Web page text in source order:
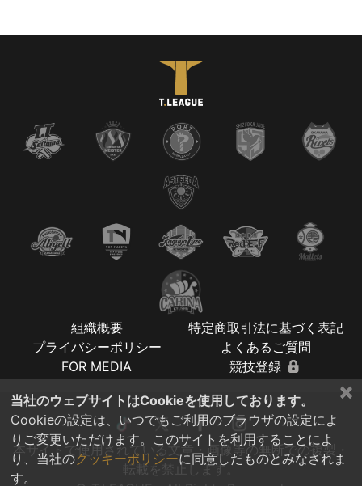
組織概要
特定商取引法に基づく表記
プライバシーポリシー
よくあるご質問
FOR MEDIA
競技登録
本サイトで使用されている文章・画像等の無断での複製・
転載を禁止します。
×
当社のウェブサイトはCookieを使用しております。
Cookieの設定は、いつでもご利用のブラウザの設定によ
りご変更いただけます。このサイトを利用することによ
り、当社のクッキーポリシーに同意したものとみなされま
す。